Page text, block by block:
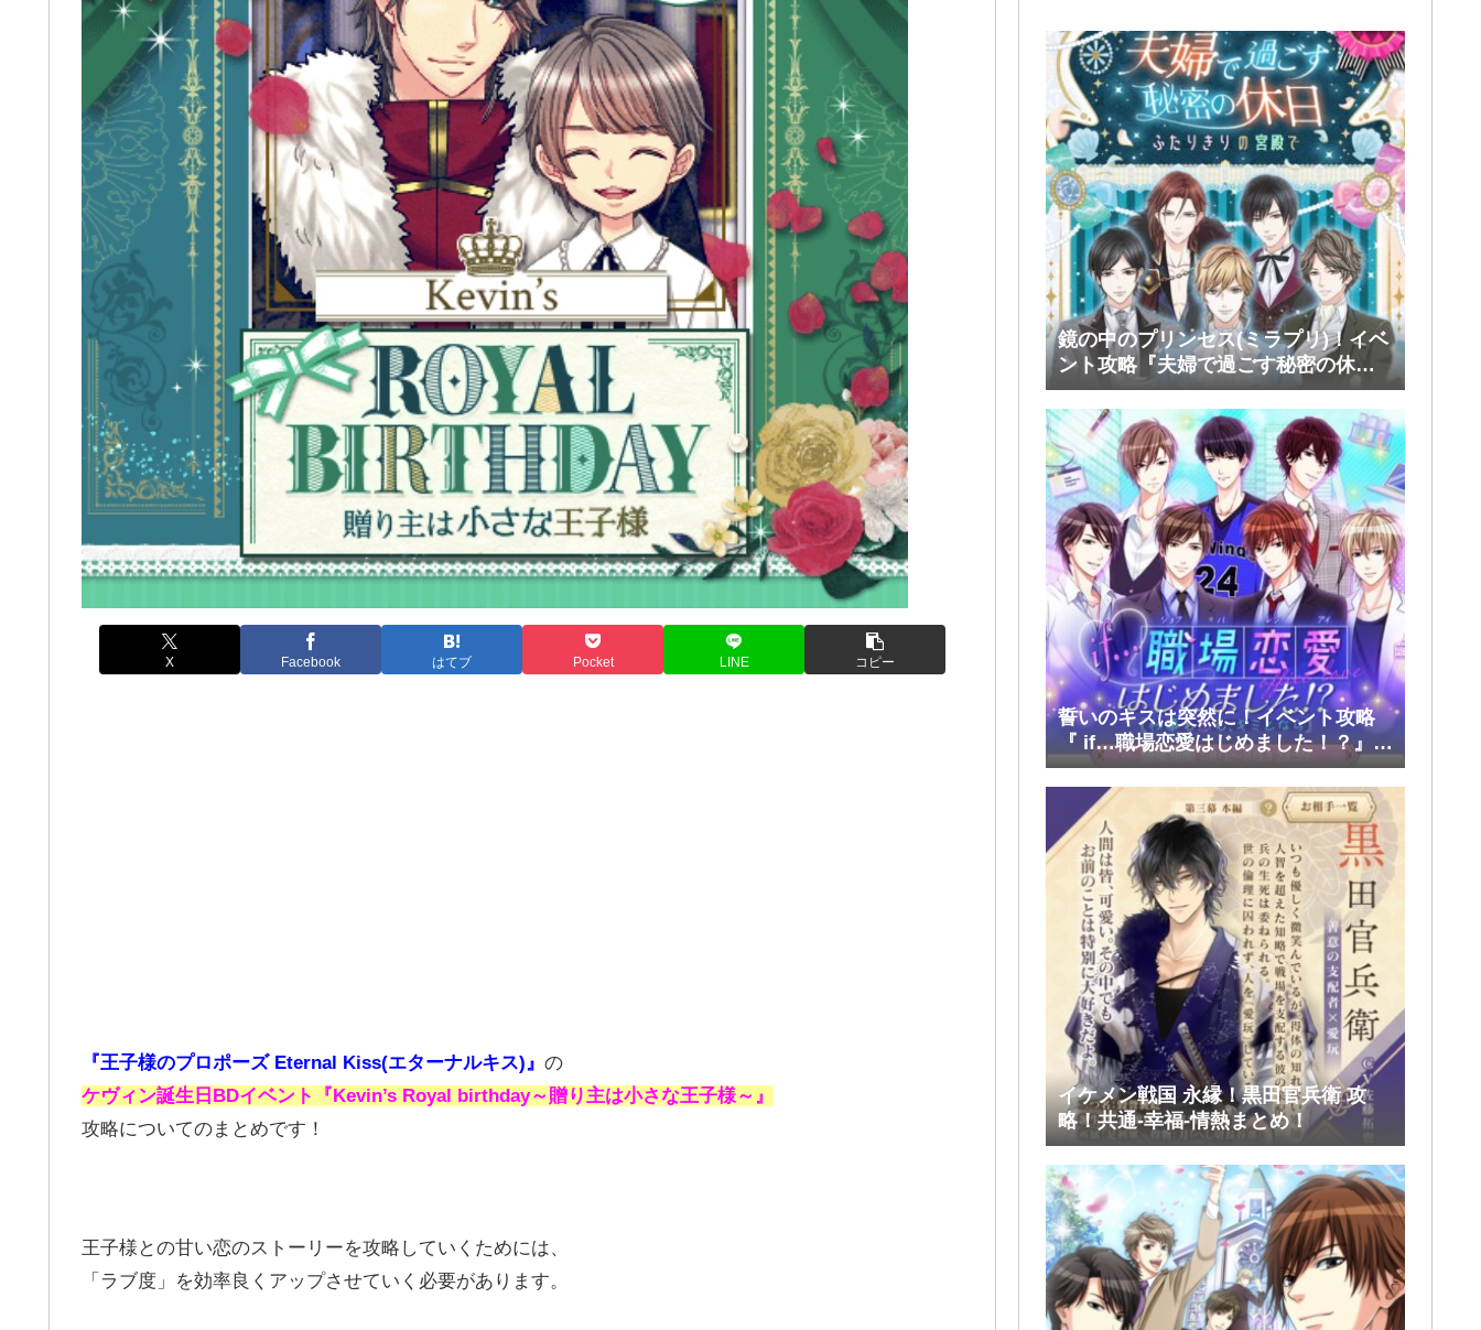
X Facebook はてブ Pocket LINE コピー
『王子様のプロポーズ Eternal Kiss(エターナルキス)』 の
ケヴィン誕生日BDイベント『Kevin’s Royal birthday～贈り主は小さな王子様～』
攻略についてのまとめです！
王子様との甘い恋のストーリーを攻略していくためには、
「ラブ度」を効率良くアップさせていく必要があります。
鏡の中のプリンセス(ミラプリ)！イベ
ント攻略『夫婦で過ごす秘密の休
日』後半(ファリス・ヴィンセント)
誓いのキスは突然に！イベント攻略
『 if…職場恋愛はじめました！？』前
半(大和・レン・環・蒼太)
イケメン戦国 永縁！黒田官兵衛 攻
略！共通-幸福-情熱まとめ！